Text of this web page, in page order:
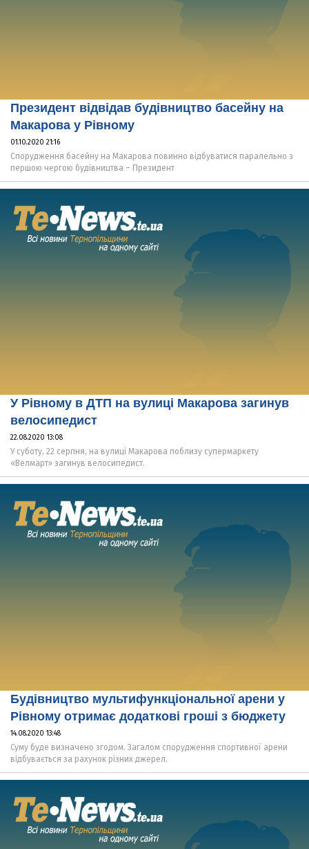
Президент відвідав будівництво басейну на
Макарова у Рівному
01.10.2020 21:16
Спорудження басейну на Макарова повинно відбуватися паралельно з
першою чергою будівництва – Президент
У Рівному в ДТП на вулиці Макарова загинув
велосипедист
22.08.2020 13:08
У суботу, 22 серпня, на вулиці Макарова поблизу супермаркету
«Велмарт» загинув велосипедист.
Будівництво мультифункціональної арени у
Рівному отримає додаткові гроші з бюджету
14.08.2020 13:48
Суму буде визначено згодом. Загалом спорудження спортивної арени
відбувається за рахунок різних джерел.